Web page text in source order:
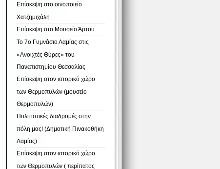
Επίσκεψη στο οινοποιείο
Χατζημιχάλη
Επίσκεψη στο Μουσείο Άρτου
Το 7ο Γυμνάσιο Λαμίας στις
«Ανοιχτές Θύρες» του
Πανεπιστημίου Θεσσαλίας
Επίσκεψη στον ιστορικό χώρο
των Θερμοπυλών (μουσείο
Θερμοπυλών)
Πολιτιστικές διαδρομές στην
πόλη μας! (Δημοτική Πινακοθήκη
Λαμίας)
Επίσκεψη στον ιστορικό χώρο
των Θερμοπυλών ( περίπατος